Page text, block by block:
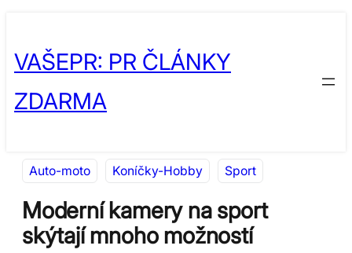
obsah
content
VAŠEPR: PR ČLÁNKY
ZDARMA
Auto-moto Koníčky-Hobby Sport
Moderní kamery na sport
skýtají mnoho možností